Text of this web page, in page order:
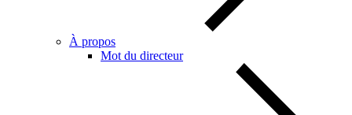
À propos
Mot du directeur